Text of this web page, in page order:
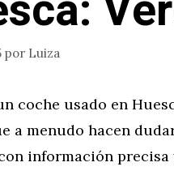
por Luiza
coche usado en
a menudo hacen
información